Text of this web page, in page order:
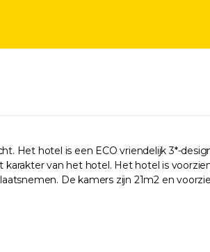
Het hotel is een ECO vriendelijk 3*-
van het hotel. Het hotel is
De kamers zijn 21m2 en